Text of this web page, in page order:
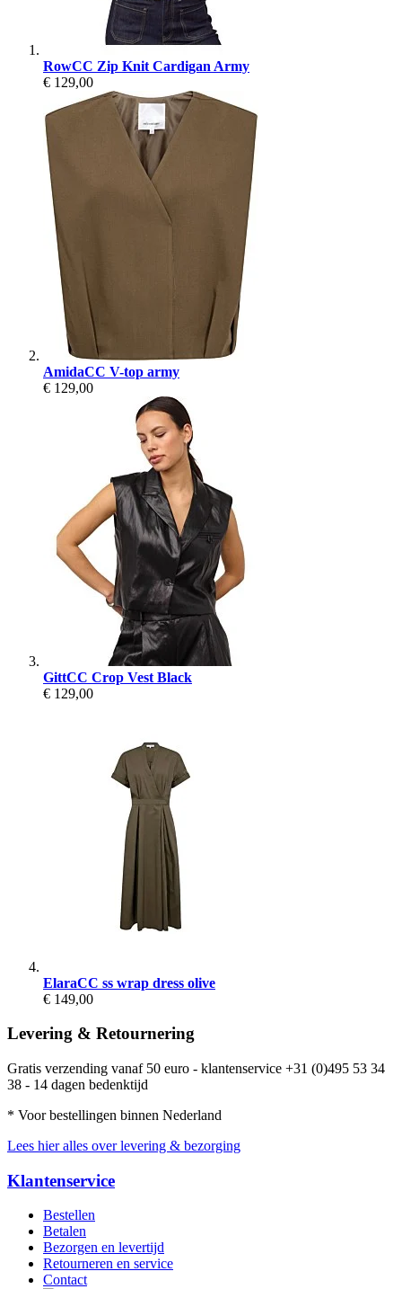
RowCC Zip Knit Cardigan Army
€ 129,00
AmidaCC V-top army
€ 129,00
GittCC Crop Vest Black
€ 129,00
ElaraCC ss wrap dress olive
€ 149,00
Levering & Retournering
Gratis verzending vanaf 50 euro - klantenservice +31 (0)495 53 34
38 - 14 dagen bedenktijd
* Voor bestellingen binnen Nederland
Lees hier alles over levering & bezorging
Klantenservice
Bestellen
Betalen
Bezorgen en levertijd
Retourneren en service
Contact